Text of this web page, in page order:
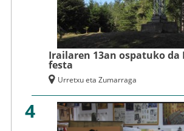
Irailaren 13an ospatuko da
festa
Urretxu eta Zumarraga
4